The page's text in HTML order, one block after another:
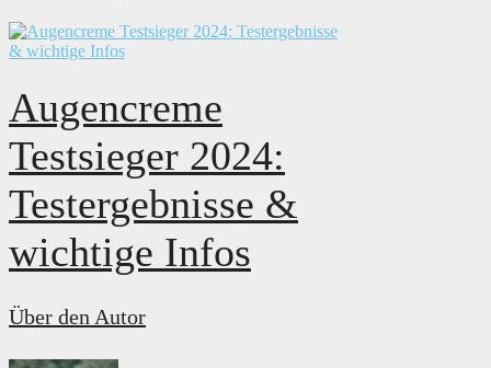
Augencreme
Testsieger 2024:
Testergebnisse &
wichtige Infos
Über den Autor